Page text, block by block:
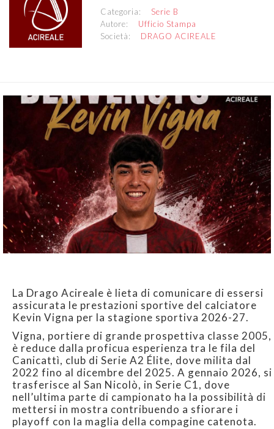
Categoria: Serie B
Autore: Ufficio Stampa
Società: DRAGO ACIREALE
La Drago Acireale è lieta di comunicare di essersi
assicurata le prestazioni sportive del calciatore
Kevin Vigna per la stagione sportiva 2026-27.
Vigna, portiere di grande prospettiva classe 2005,
è reduce dalla proficua esperienza tra le fila del
Canicattì, club di Serie A2 Élite, dove milita dal
2022 fino al dicembre del 2025. A gennaio 2026, si
trasferisce al San Nicolò, in Serie C1, dove
nell’ultima parte di campionato ha la possibilità di
mettersi in mostra contribuendo a sfiorare i
playoff con la maglia della compagine catenota.